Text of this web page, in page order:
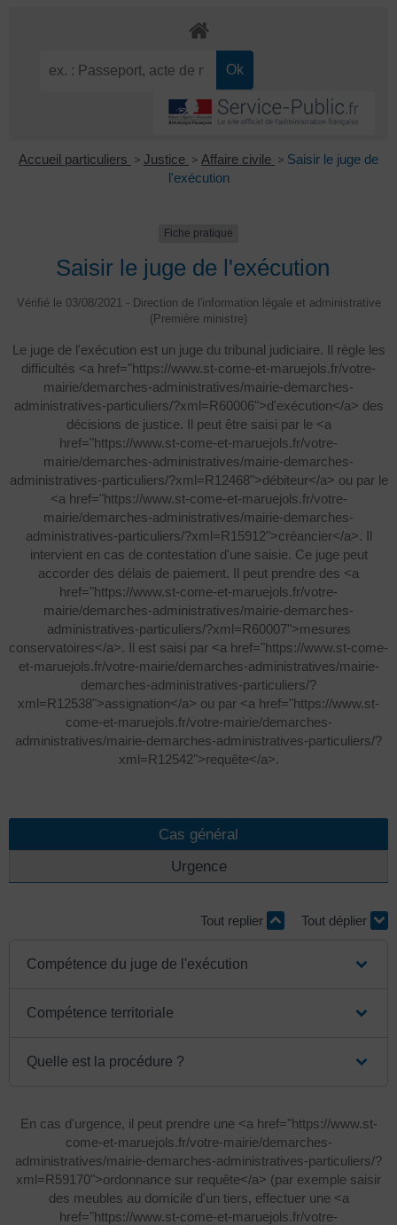
Accueil particuliers > Justice > Affaire civile > Saisir le juge de
l'exécution
Fiche pratique
Saisir le juge de l'exécution
Vérifié le 03/08/2021 - Direction de l'information légale et administrative
(Première ministre)
Le juge de l'exécution est un juge du tribunal judiciaire. Il règle les
difficultés <a href="https://www.st-come-et-maruejols.fr/votre-
mairie/demarches-administratives/mairie-demarches-
administratives-particuliers/?xml=R60006">d'exécution</a> des
décisions de justice. Il peut être saisi par le <a
href="https://www.st-come-et-maruejols.fr/votre-
mairie/demarches-administratives/mairie-demarches-
administratives-particuliers/?xml=R12468">débiteur</a> ou par le
<a href="https://www.st-come-et-maruejols.fr/votre-
mairie/demarches-administratives/mairie-demarches-
administratives-particuliers/?xml=R15912">créancier</a>. Il
intervient en cas de contestation d'une saisie. Ce juge peut
accorder des délais de paiement. Il peut prendre des <a
href="https://www.st-come-et-maruejols.fr/votre-
mairie/demarches-administratives/mairie-demarches-
administratives-particuliers/?xml=R60007">mesures
conservatoires</a>. Il est saisi par <a href="https://www.st-come-
et-maruejols.fr/votre-mairie/demarches-administratives/mairie-
demarches-administratives-particuliers/?
xml=R12538">assignation</a> ou par <a href="https://www.st-
come-et-maruejols.fr/votre-mairie/demarches-
administratives/mairie-demarches-administratives-particuliers/?
xml=R12542">requête</a>.
Cas général
Urgence
Tout replier Tout déplier
Compétence du juge de l'exécution
Compétence territoriale
Quelle est la procédure ?
En cas d'urgence, il peut prendre une <a href="https://www.st-
come-et-maruejols.fr/votre-mairie/demarches-
administratives/mairie-demarches-administratives-particuliers/?
xml=R59170">ordonnance sur requête</a> (par exemple saisir
des meubles au domicile d'un tiers, effectuer une <a
href="https://www.st-come-et-maruejols.fr/votre-